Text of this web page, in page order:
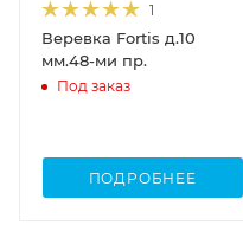
1
Веревка Fortis д.10
мм.48-ми пр.
Под заказ
ПОДРОБНЕЕ